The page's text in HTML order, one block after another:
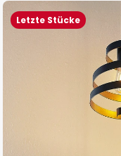
Letzte Stücke
Zum
Ende